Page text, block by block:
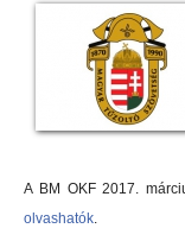
A BM OKF 2017.
olvashatók.